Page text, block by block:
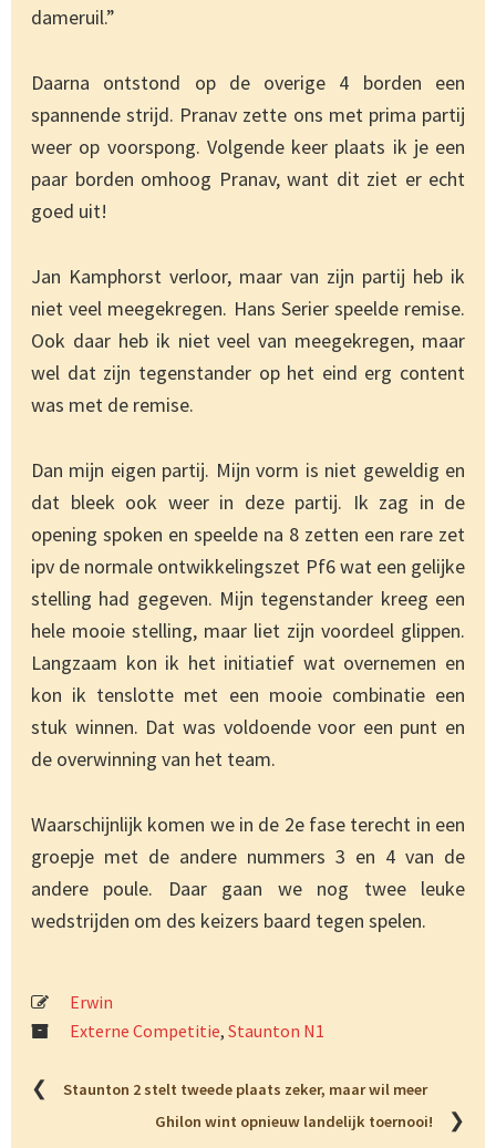
dameruil.”
Daarna ontstond op de overige 4 borden een
spannende strijd. Pranav zette ons met prima partij
weer op voorspong. Volgende keer plaats ik je een
paar borden omhoog Pranav, want dit ziet er echt
goed uit!
Jan Kamphorst verloor, maar van zijn partij heb ik
niet veel meegekregen. Hans Serier speelde remise.
Ook daar heb ik niet veel van meegekregen, maar
wel dat zijn tegenstander op het eind erg content
was met de remise.
Dan mijn eigen partij. Mijn vorm is niet geweldig en
dat bleek ook weer in deze partij. Ik zag in de
opening spoken en speelde na 8 zetten een rare zet
ipv de normale ontwikkelingszet Pf6 wat een gelijke
stelling had gegeven. Mijn tegenstander kreeg een
hele mooie stelling, maar liet zijn voordeel glippen.
Langzaam kon ik het initiatief wat overnemen en
kon ik tenslotte met een mooie combinatie een
stuk winnen. Dat was voldoende voor een punt en
de overwinning van het team.
Waarschijnlijk komen we in de 2e fase terecht in een
groepje met de andere nummers 3 en 4 van de
andere poule. Daar gaan we nog twee leuke
wedstrijden om des keizers baard tegen spelen.
Erwin
Externe Competitie, Staunton N1
❮
Staunton 2 stelt tweede plaats zeker, maar wil meer
Ghilon wint opnieuw landelijk toernooi!
❯